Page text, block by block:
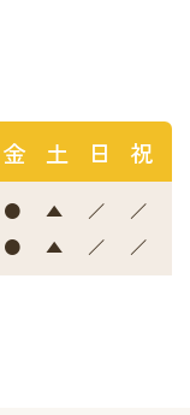
金 土 日 祝
● ▲ ／ ／
● ▲ ／ ／